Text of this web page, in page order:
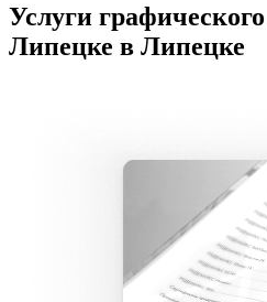
Услуги
Липецке в Липецке